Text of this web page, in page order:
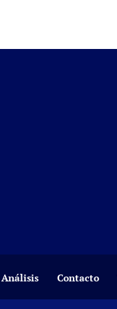
Análisis Contacto